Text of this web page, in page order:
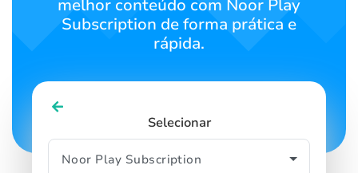
melhor conteúdo com Noor Play
Subscription de forma prática e
rápida.
Selecionar